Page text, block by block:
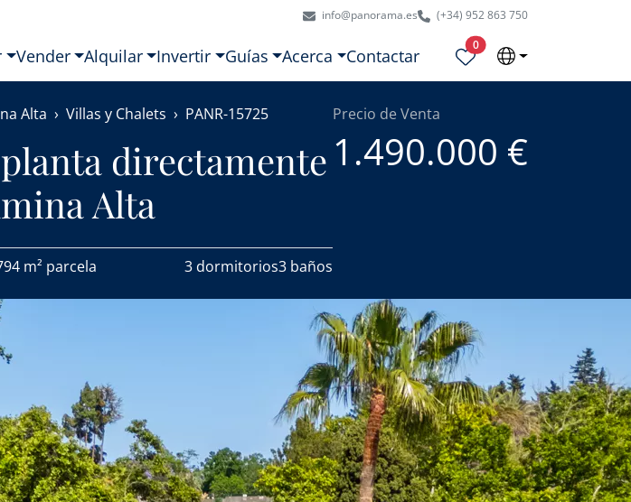
info@panorama.es (+34) 952 863 750
Vender Alquilar Invertir Guías Acerca Contactar
0Propiedades seleccionadas
Alta Villas y Chalets PANR-15725
directamente
Alta
m² parcela 3 dormitorios3 baños
Precio de Venta
1.490.000 €